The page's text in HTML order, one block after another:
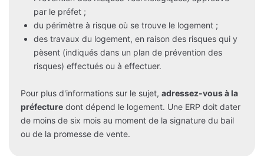
par le préfet ;
du périmètre à risque où se trouve le logement ;
des travaux du logement, en raison des risques qui y
pèsent (indiqués dans un plan de prévention des
risques) effectués ou à effectuer.
Pour plus d'informations sur le sujet, adressez-vous à la
préfecture dont dépend le logement. Une ERP doit dater
de moins de six mois au moment de la signature du bail
ou de la promesse de vente.